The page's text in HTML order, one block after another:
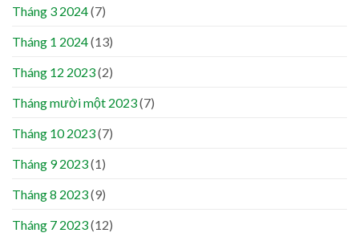
Tháng 3 2024(7)
Tháng 1 2024(13)
Tháng 12 2023(2)
Tháng mười một 2023(7)
Tháng 10 2023(7)
Tháng 9 2023(1)
Tháng 8 2023(9)
Tháng 7 2023(12)